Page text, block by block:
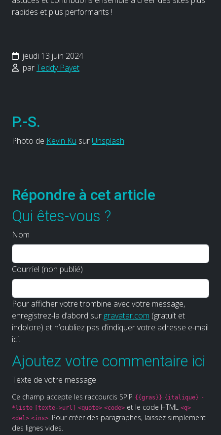
rapides et plus performants !
jeudi 13 juin 2024
parTeddy Payet
P.-S.
Photo de Kevin Ku sur Unsplash
Répondre à cet article
Qui êtes-vous ?
Nom
Courriel (non publié)
Pour afficher votre trombine avec votre message,
enregistrez-la d’abord sur gravatar.com (gratuit et
indolore) et n’oubliez pas d’indiquer votre adresse e-mail
ici.
Ajoutez votre commentaire ici
Texte de votre message
Ce champ accepte les raccourcis SPIP {{gras}} {italique} -
*liste [texte->url] <quote> <code> et le code HTML <q>
<del> <ins>. Pour créer des paragraphes, laissez simplement
des lignes vides.